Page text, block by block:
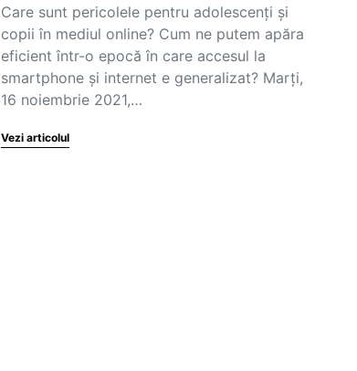
Care sunt pericolele pentru adolescenți și
copii în mediul online? Cum ne putem apăra
eficient într-o epocă în care accesul la
smartphone și internet e generalizat? Marți,
16 noiembrie 2021,…
Vezi articolul